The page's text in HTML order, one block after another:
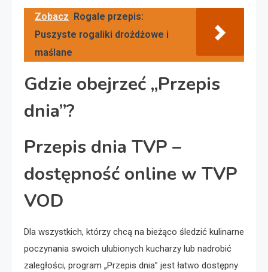
Zobacz
Rogale przepis:
Puszyste rogaliki drożdżowe i
maślane
Gdzie obejrzeć „Przepis
dnia”?
Przepis dnia TVP –
dostępność online w TVP
VOD
Dla wszystkich, którzy chcą na bieżąco śledzić kulinarne
poczynania swoich ulubionych kucharzy lub nadrobić
zaległości, program „Przepis dnia” jest łatwo dostępny